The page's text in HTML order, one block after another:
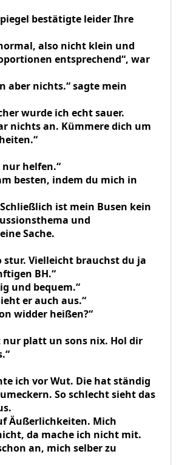
bestätigte leider Ihre
also nicht klein und
entsprechend“, war
aber nichts.“ sagte mein
wurde ich echt sauer.
nichts an. Kümmere dich um
helfen.“
besten, indem du mich in
ist mein Busen kein
und
Sache.
stur. Vielleicht brauchst du ja
BH.“
und bequem.“
er auch aus.“
widder heißen?“
nur platt un sons nix. Hol dir
ich vor Wut. Die hat ständig
So schlecht sieht das
Äußerlichkeiten. Mich
da mache ich nicht mit.
an, mich selber zu